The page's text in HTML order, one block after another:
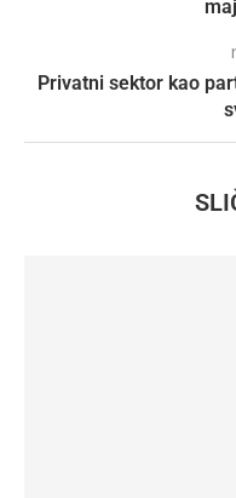
Privatni sektor kao